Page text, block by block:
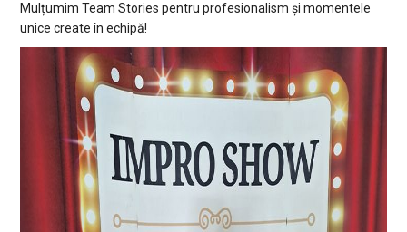
Mulțumim Team Stories pentru profesionalism și momentele
unice create în echipă!